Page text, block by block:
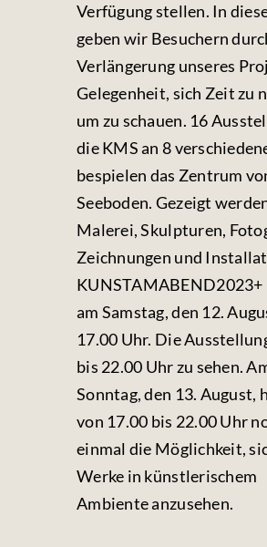
Verfügung stellen. In
geben wir Besuchern
Verlängerung unseres
Gelegenheit, sich Zeit zu
um zu schauen. 16
die KMS an 8
bespielen das Zentrum
Seeboden. Gezeigt
Malerei, Skulpturen,
Zeichnungen und
KUNSTAMABEND2023+
am Samstag, den 12.
17.00 Uhr. Die
bis 22.00 Uhr zu sehen.
Sonntag, den 13. August,
von 17.00 bis 22.00 Uhr
einmal die Möglichkeit,
Werke in künstlerischem
Ambiente anzusehen.